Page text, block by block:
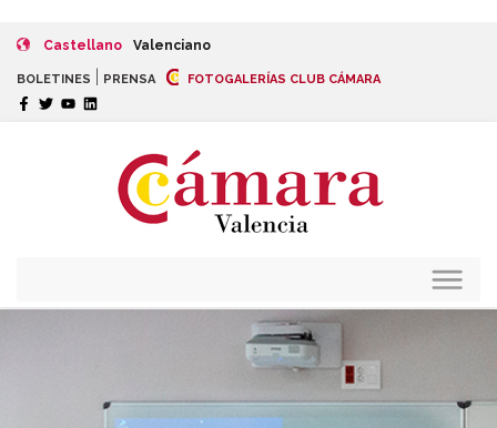
Castellano Valenciano
BOLETINES PRENSA FOTOGALERÍAS CLUB CÁMARA